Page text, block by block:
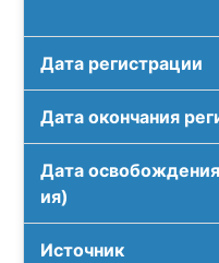
Дата регистрации
Дата окончания
Дата
ия)
Источник